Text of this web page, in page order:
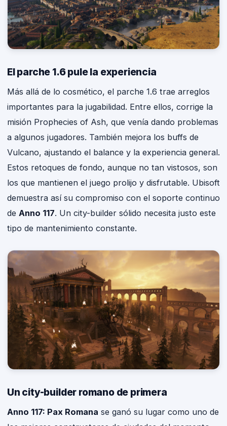
El parche 1.6 pule la experiencia
Más allá de lo cosmético, el parche 1.6 trae arreglos
importantes para la jugabilidad. Entre ellos, corrige la
misión Prophecies of Ash, que venía dando problemas
a algunos jugadores. También mejora los buffs de
Vulcano, ajustando el balance y la experiencia general.
Estos retoques de fondo, aunque no tan vistosos, son
los que mantienen el juego prolijo y disfrutable. Ubisoft
demuestra así su compromiso con el soporte continuo
de Anno 117. Un city-builder sólido necesita justo este
tipo de mantenimiento constante.
Un city-builder romano de primera
Anno 117: Pax Romana se ganó su lugar como uno de